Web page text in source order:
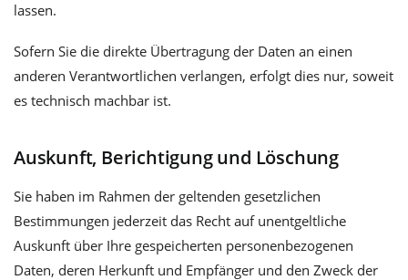
lassen.
Sofern Sie die direkte Übertragung der Daten an einen
anderen Verantwortlichen verlangen, erfolgt dies nur, soweit
es technisch machbar ist.
Auskunft, Berichtigung und Löschung
Sie haben im Rahmen der geltenden gesetzlichen
Bestimmungen jederzeit das Recht auf unentgeltliche
Auskunft über Ihre gespeicherten personenbezogenen
Daten, deren Herkunft und Empfänger und den Zweck der